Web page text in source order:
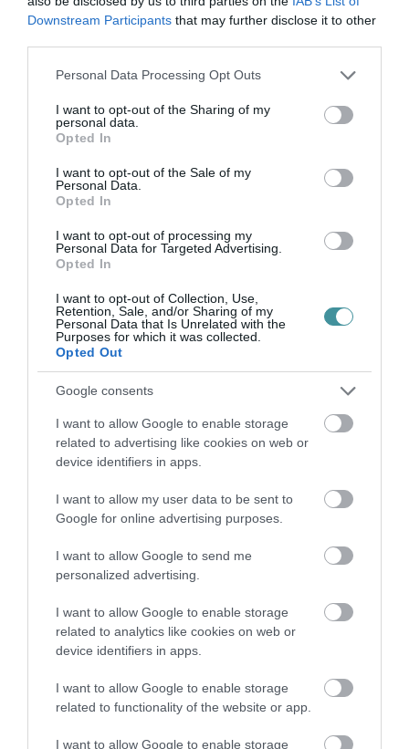
Downstream Participants that may further disclose it to other
Please note that this website/app uses one or more Google
not limited to your visit or usage behaviour. You may click to
grant or deny consent to Google and its third-party tags to
use your data for below specified purposes in below Google
consent section.
Personal Data Processing Opt Outs
I want to opt-out of the Sharing of my
personal data.
Opted In
I want to opt-out of the Sale of my
Personal Data.
Opted In
I want to opt-out of processing my
Personal Data for Targeted Advertising.
Opted In
I want to opt-out of Collection, Use,
Retention, Sale, and/or Sharing of my
Personal Data that Is Unrelated with the
Purposes for which it was collected.
Opted Out
Google consents
I want to allow Google to enable storage
related to advertising like cookies on web or
device identifiers in apps.
I want to allow my user data to be sent to
Google for online advertising purposes.
I want to allow Google to send me
personalized advertising.
I want to allow Google to enable storage
related to analytics like cookies on web or
device identifiers in apps.
I want to allow Google to enable storage
related to functionality of the website or app.
I want to allow Google to enable storage
„NEM TETTÜNK NYOMÁST A FIUNKRA” –
2026. augusztus 06|Sport
2026. augusztus 06 Eger ügye
2026. augusztus 06|Riasztó
GÁRDONYI MESEKERT VÁRJA A
CSALÁDOKAT – HÁROM NAPON ÁT ING...
MAGYAR PÉTER: KIÍRJÁK AZ ELSŐ
2026. augusztus 06|Mindenki ügye
ELOLTOTTÁK A TÜZET
KÜZDELE...
2026. augusztus 06|Környék ügye
KATONAI HELIKOPTEREK SEGÍTIK AZ
2026. augusztus 05|Riasztó